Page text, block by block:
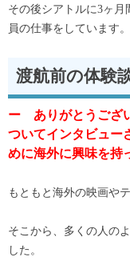
その後シアトルに3ヶ
員の仕事をしています。
渡航前の体験
ー ありがとうござ
ついてインタビュー
めに海外に興味を持
もともと海外の映画や
そこから、多くの人の
した。